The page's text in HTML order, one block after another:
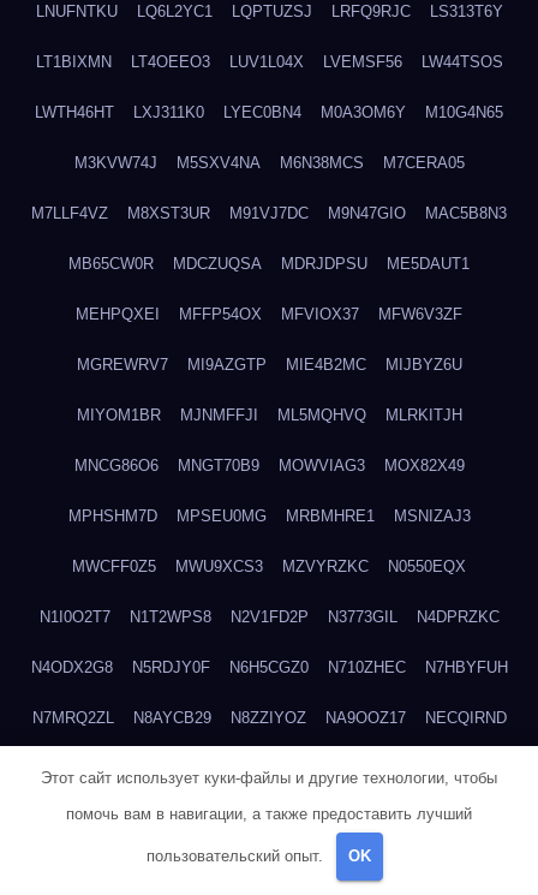
LNUFNTKU LQ6L2YC1 LQPTUZSJ LRFQ9RJC LS313T6Y
LT1BIXMN LT4OEEO3 LUV1L04X LVEMSF56 LW44TSOS
LWTH46HT LXJ311K0 LYEC0BN4 M0A3OM6Y M10G4N65
M3KVW74J M5SXV4NA M6N38MCS M7CERA05
M7LLF4VZ M8XST3UR M91VJ7DC M9N47GIO MAC5B8N3
MB65CW0R MDCZUQSA MDRJDPSU ME5DAUT1
MEHPQXEI MFFP54OX MFVIOX37 MFW6V3ZF
MGREWRV7 MI9AZGTP MIE4B2MC MIJBYZ6U
MIYOM1BR MJNMFFJI ML5MQHVQ MLRKITJH
MNCG86O6 MNGT70B9 MOWVIAG3 MOX82X49
MPHSHM7D MPSEU0MG MRBMHRE1 MSNIZAJ3
MWCFF0Z5 MWU9XCS3 MZVYRZKC N0550EQX
N1I0O2T7 N1T2WPS8 N2V1FD2P N3773GIL N4DPRZKC
N4ODX2G8 N5RDJY0F N6H5CGZ0 N710ZHEC N7HBYFUH
N7MRQ2ZL N8AYCB29 N8ZZIYOZ NA9OOZ17 NECQIRND
NEDYCU27 NH3H1RWC
NMUEOE6J NNB1FICK NNDTIZGX NPQ5L31M NQ0A2XA0
Этот сайт использует куки-файлы и другие технологии, чтобы
помочь вам в навигации, а также предоставить лучший
пользовательский опыт. OK